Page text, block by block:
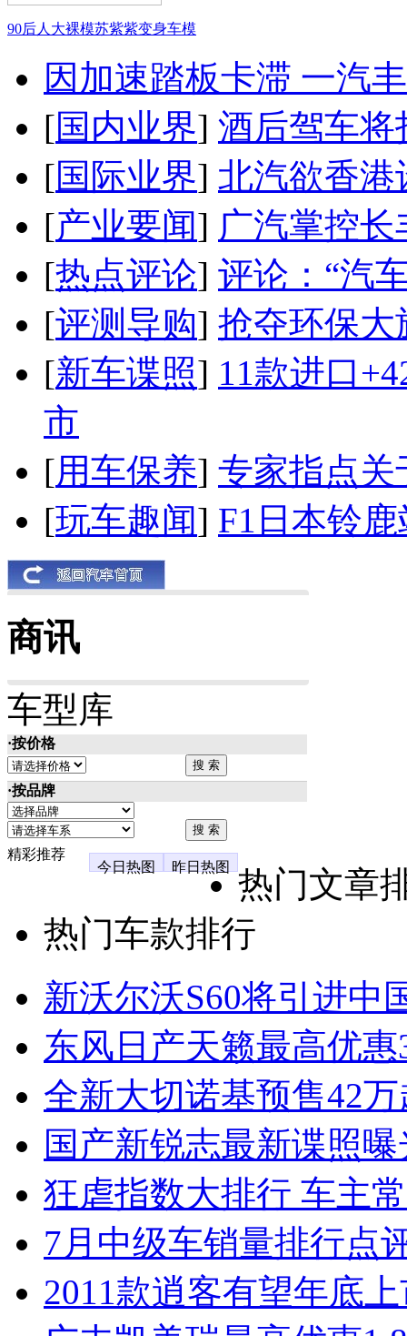
90后人大裸模苏紫紫变身车模
因加速踏板卡滞 一汽
[国内业界] 酒后驾车将
[国际业界] 北汽欲香港
[产业要闻] 广汽掌控
[热点评论] 评论：“汽
[评测导购] 抢夺环保大
[新车谍照] 11款进口
市
[用车保养] 专家指点关
[玩车趣闻] F1日本铃
商讯
车型库
·按价格
·按品牌
精彩推荐
今日热图
昨日热图
热门文章
热门车款排行
新沃尔沃S60将引进中
东风日产天籁最高优
全新大切诺基预售42
国产新锐志最新谍照
狂虐指数大排行 车主
7月中级车销量排行点
2011款逍客有望年底